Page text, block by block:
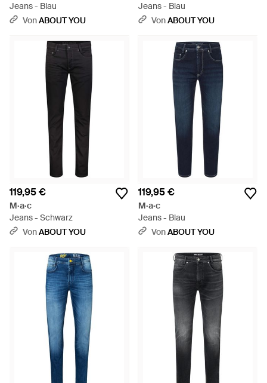
Jeans - Blau
VonABOUT YOU
Jeans - Blau
VonABOUT YOU
119,95 €
M·a·c
Jeans - Schwarz
VonABOUT YOU
119,95 €
M·a·c
Jeans - Blau
VonABOUT YOU